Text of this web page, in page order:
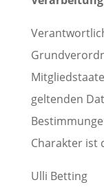
geltenden
Charakter ist
Ulli Betting